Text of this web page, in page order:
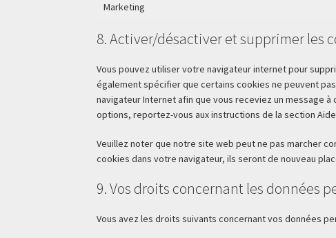
Marketing
8. Activer/désactiver et supprimer les
Vous pouvez utiliser votre navigateur internet pour
également spécifier que certains cookies ne peuvent
navigateur Internet afin que vous receviez un message
options, reportez-vous aux instructions de la section
Veuillez noter que notre site web peut ne pas marcher
cookies dans votre navigateur, ils seront de nouveau
9. Vos droits concernant les données
Vous avez les droits suivants concernant vos données